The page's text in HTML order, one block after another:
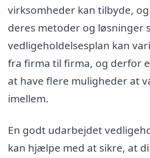
virksomheder kan tilbyde,
deres metoder og løsninger
vedligeholdelsesplan kan
fra firma til firma, og derfor
at have flere muligheder at
imellem.
En godt udarbejdet
kan hjælpe med at sikre, at